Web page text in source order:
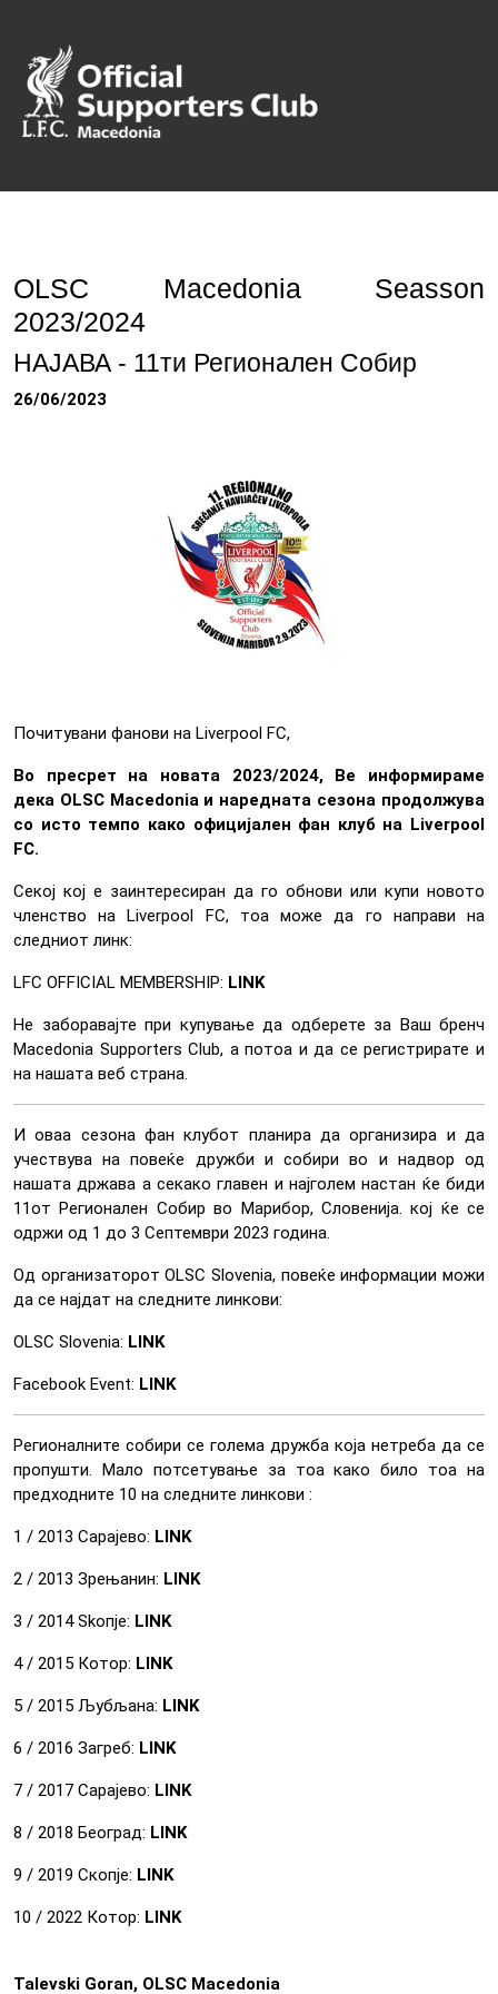
OLSC Macedonia Seasson
2023/2024
НАЈАВА - 11ти Регионален Собир
26/06/2023
Почитувани фанови на Liverpool FC,
Во пресрет на новата 2023/2024, Ве информираме
дека OLSC Macedonia и наредната сезона продолжува
со исто темпо како официјален фан клуб на Liverpool
FC.
Секој кој е заинтересиран да го обнови или купи новото
членство на Liverpool FC, тоа може да го направи на
следниот линк:
LFC OFFICIAL MEMBERSHIP: LINK
Не заборавајте при купување да одберете за Ваш бренч
Macedonia Supporters Club, а потоа и да се регистрирате и
на нашата веб страна.
И оваа сезона фан клубот планира да организира и да
учествува на повеќе дружби и собири во и надвор од
нашата држава а секако главен и најголем настан ќе биди
11от Регионален Собир во Марибор, Словенија. кој ќе се
одржи од 1 до 3 Септември 2023 година.
Од организаторот OLSC Slovenia, повеќе информации можи
да се најдат на следните линкови:
OLSC Slovenia: LINK
Facebook Event: LINK
Регионалните собири се голема дружба која нетреба да се
пропушти. Maло потсетување за тоа како било тоа на
предходните 10 на следните линкови :
1 / 2013 Сарајево: LINK
2 / 2013 Зрењанин: LINK
3 / 2014 Skoпје: LINK
4 / 2015 Котор: LINK
5 / 2015 Љубљана: LINK
6 / 2016 Загреб: LINK
7 / 2017 Сарајево: LINK
8 / 2018 Београд: LINK
9 / 2019 Скопје: LINK
10 / 2022 Котор: LINK
Talevski Goran, OLSC Macedonia